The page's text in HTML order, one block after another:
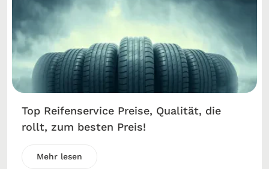
Top Reifenservice Preise, Qualität, die
rollt, zum besten Preis!
Mehr lesen